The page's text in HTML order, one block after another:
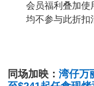
会员福利叠加使
均不参与此折扣
同场加映： 湾仔万